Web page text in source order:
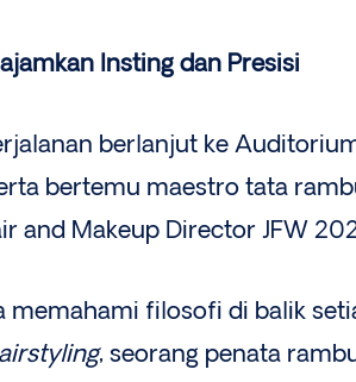
Insting dan Presisi
berlanjut ke
bertemu maestro tata
and Makeup Director JFW
filosofi di balik
, seorang penata